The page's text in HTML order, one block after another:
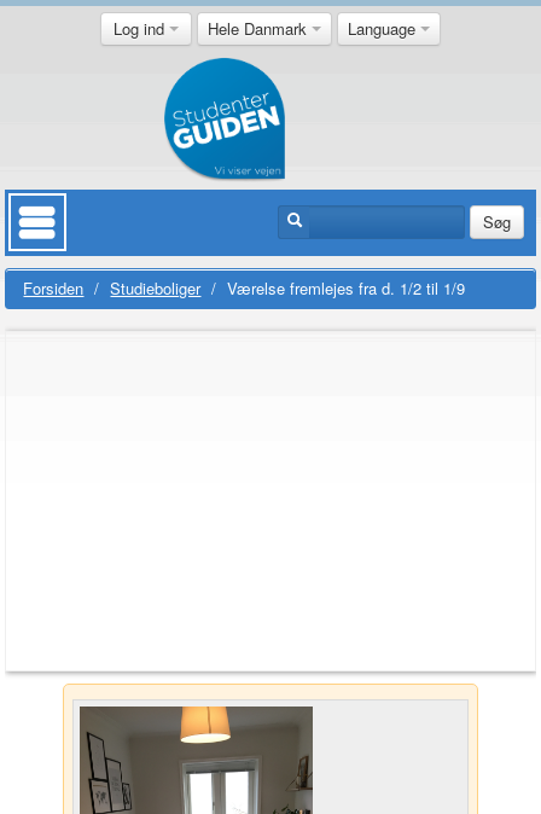
Log ind Hele Danmark Language
Søg
Forsiden / Studieboliger / Værelse fremlejes fra d. 1/2 til 1/9